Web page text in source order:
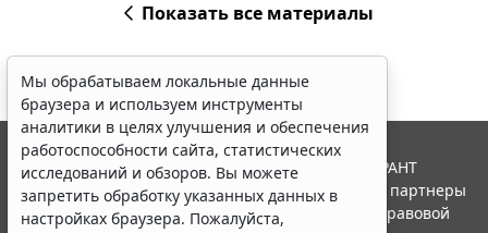
Показать все материалы
Мы обрабатываем локальные данные
браузера и используем инструменты
аналитики в целях улучшения и обеспечения
работоспособности сайта, статистических
исследований и обзоров. Вы можете
запретить обработку указанных данных в
настройках браузера. Пожалуйста,
© ООО "НПП "ГАРАНТ-СЕРВИС", 2026. Система ГАРАНТ
выпускается с 1990 года. Компания "Гарант" и ее партнеры
являются участниками Российской ассоциации правовой